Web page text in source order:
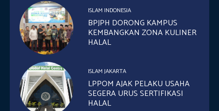
ISLAM INDONESIA
BPJPH DORONG KAMPUS
KEMBANGKAN ZONA KULINER
HALAL
ISLAM JAKARTA
LPPOM AJAK PELAKU USAHA
SEGERA URUS SERTIFIKASI
HALAL